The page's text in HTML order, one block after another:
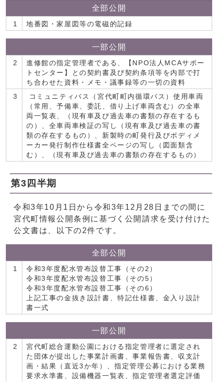
全部公開
1 地番図・家屋図等の電磁的記録
一部公開
2
進修館の指定管理者である、【NPO法人MCAサポー
トセンター】との契約書及び契約条項等を内部で打
ち合わせた資料・メモ・議事録等の一切の資料
3
コミュニティバス（宮代町町内循環バス）使用車両
（常用、予備車、委託、借り上げ車両含む）の全車
両一覧表、（現有車及び過去車の書類の存在するも
の）、全車両車検証の写し（現有車及び過去車の書
類の存在するもの）、新製時の町発行及びボディメ
ーカー発行制作仕様書全ページの写し（図面類含
む）、（現有車及び過去車の書類の存在するもの）
第3四半期
令和3年10月1日から令和3年12月28日までの間に
宮代町情報公開条例に基づく公開請求を受け付けた
公文書は、以下の2件です。
全部公開
1
令和3年度配水管布設替工事（その2）
令和3年度配水管布設替工事（その5）
令和3年度配水管布設替工事（その6）
上記工事の金抜き設計書、特記仕様書、金入り設計
書一式
一部公開
2
宮代町総合運動公園における指定管理者に選定され
た団体が提出した事業計画書、事業報告書、収支計
画・結果（直近3か年）、指定管理公募における業務
要求水準書、設備機器一覧表、指定管理者選定評価